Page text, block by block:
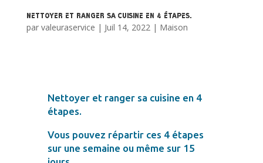
Nettoyer et ranger sa cuisine en 4 étapes.
par valeuraservice | Juil 14, 2022| Maison
Nettoyer et ranger sa cuisine en 4
étapes.
Vous pouvez répartir ces 4 étapes
sur une semaine ou même sur 15